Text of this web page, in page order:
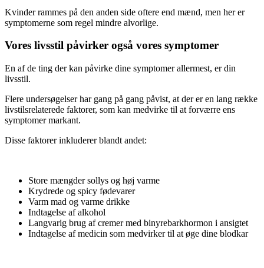
Kvinder rammes på den anden side oftere end mænd, men her er
symptomerne som regel mindre alvorlige.
Vores livsstil påvirker også vores symptomer
En af de ting der kan påvirke dine symptomer allermest, er din
livsstil.
Flere undersøgelser har gang på gang påvist, at der er en lang række
livstilsrelaterede faktorer, som kan medvirke til at forværre ens
symptomer markant.
Disse faktorer inkluderer blandt andet:
Store mængder sollys og høj varme
Krydrede og spicy fødevarer
Varm mad og varme drikke
Indtagelse af alkohol
Langvarig brug af cremer med binyrebarkhormon i ansigtet
Indtagelse af medicin som medvirker til at øge dine blodkar